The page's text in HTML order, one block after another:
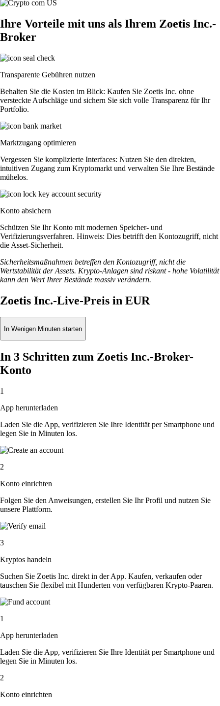
Ihre Vorteile mit uns als Ihrem Zoetis Inc.-
Broker
Transparente Gebühren nutzen
Behalten Sie die Kosten im Blick: Kaufen Sie Zoetis Inc. ohne
versteckte Aufschläge und sichern Sie sich volle Transparenz für Ihr
Portfolio.
Marktzugang optimieren
Vergessen Sie komplizierte Interfaces: Nutzen Sie den direkten,
intuitiven Zugang zum Kryptomarkt und verwalten Sie Ihre Bestände
mühelos.
Konto absichern
Schützen Sie Ihr Konto mit modernen Speicher- und
Verifizierungsverfahren. Hinweis: Dies betrifft den Kontozugriff, nicht
die Asset-Sicherheit.
Sicherheitsmaßnahmen betreffen den Kontozugriff, nicht die
Wertstabilität der Assets. Krypto-Anlagen sind riskant - hohe Volatilität
kann den Wert Ihrer Bestände massiv verändern.
Zoetis Inc.-Live-Preis in EUR
In Wenigen Minuten starten
In 3 Schritten zum Zoetis Inc.-Broker-
Konto
1
App herunterladen
Laden Sie die App, verifizieren Sie Ihre Identität per Smartphone und
legen Sie in Minuten los.
2
Konto einrichten
Folgen Sie den Anweisungen, erstellen Sie Ihr Profil und nutzen Sie
unsere Plattform.
3
Kryptos handeln
Suchen Sie Zoetis Inc. direkt in der App. Kaufen, verkaufen oder
tauschen Sie flexibel mit Hunderten von verfügbaren Krypto-Paaren.
1
App herunterladen
Laden Sie die App, verifizieren Sie Ihre Identität per Smartphone und
legen Sie in Minuten los.
2
Konto einrichten